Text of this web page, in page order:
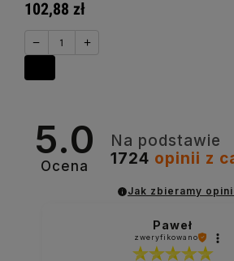
102,88 zł
− +
5.0
Ocena
Na podstawie
1724 opinii z
Jak zbieramy
Paweł
zweryfikowano